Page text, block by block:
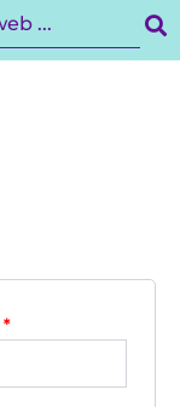
*
Obligatorio